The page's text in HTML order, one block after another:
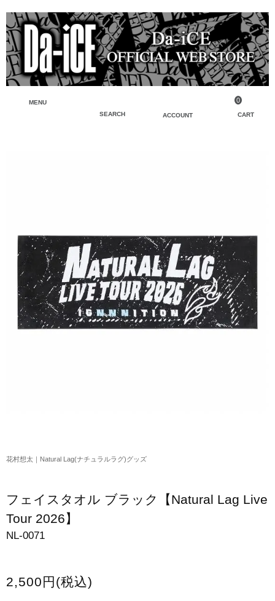
MENU
SEARCH
ACCOUNT CART
0
バッグ・ポーチ
キーホルダー・チャーム
アクリルスタンド・アクセサリー・帽子
缶バッジ・ステッカー
和田颯｜Wagic Hour Worksグッズ
クリスマスアイテム
EC限定グッズ
会場限定グッズ
花村想太｜Natural Lag(ナチュラルラグ)グッズ
フェイスタオル ブラック【Natural Lag Live
Tour 2026】
NL-0071
2,500円(税込)